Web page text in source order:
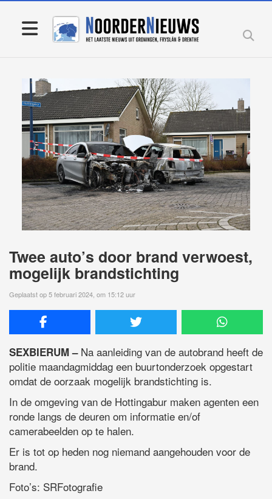
Twee auto’s door brand verwoest,
mogelijk brandstichting
Geplaatst op 5 februari 2024, om 15:12 uur
SEXBIERUM –Na aanleiding van de autobrand heeft de
politie maandagmiddag een buurtonderzoek opgestart
omdat de oorzaak mogelijk brandstichting is.
In de omgeving van de Hottingabur maken agenten een
ronde langs de deuren om informatie en/of
camerabeelden op te halen.
Er is tot op heden nog niemand aangehouden voor de
brand.
Foto’s: SRFotografie